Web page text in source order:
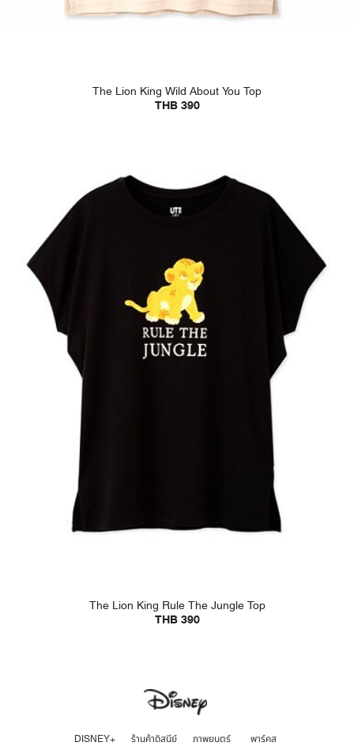
The Lion King Wild About You Top
THB 390
The Lion King Rule The Jungle Top
THB 390
DISNEY+ ร้านค้าดิสนีย์ ภาพยนตร์ พาร์คส